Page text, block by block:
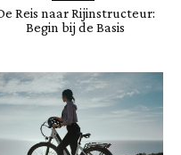
Reis naar Rijinstructeur:
Begin bij de Basis